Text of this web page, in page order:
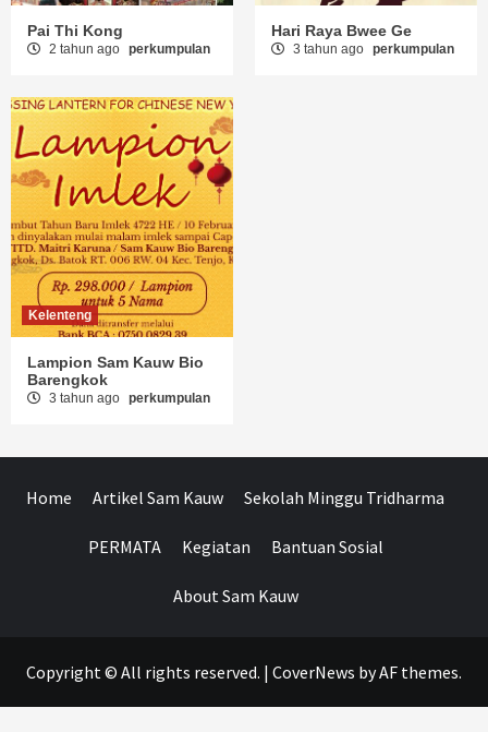
Pai Thi Kong
2 tahun ago perkumpulan
Hari Raya Bwee Ge
3 tahun ago perkumpulan
Kelenteng
Lampion Sam Kauw Bio
Barengkok
3 tahun ago perkumpulan
Home Artikel Sam Kauw Sekolah Minggu Tridharma
PERMATA Kegiatan Bantuan Sosial
About Sam Kauw
Copyright © All rights reserved. | CoverNews by AF themes.